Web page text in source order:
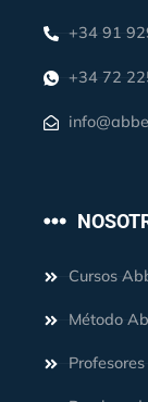
+34 91
+34 72
Cursos
Método